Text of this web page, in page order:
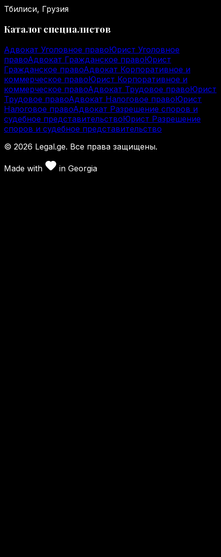
Тбилиси, Грузия
Каталог специалистов
Адвокат Уголовное правоЮрист Уголовное
правоАдвокат Гражданское правоЮрист
Гражданское правоАдвокат Корпоративное и
коммерческое правоЮрист Корпоративное и
коммерческое правоАдвокат Трудовое правоЮрист
Трудовое правоАдвокат Налоговое правоЮрист
Налоговое правоАдвокат Разрешение споров и
судебное представительствоЮрист Разрешение
споров и судебное представительство
© 2026 Legal.ge. Все права защищены.
Made with in Georgia